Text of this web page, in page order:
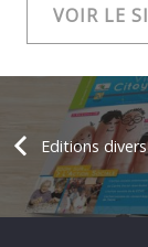
VOIR LE
Editions divers